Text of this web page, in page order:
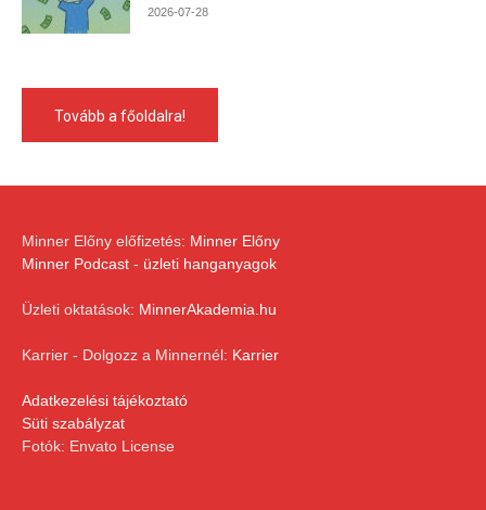
2026-07-28
Tovább a főoldalra!
Minner Előny előfizetés: Minner Előny
Minner Podcast - üzleti hanganyagok
Üzleti oktatások: MinnerAkademia.hu
Karrier - Dolgozz a Minnernél: Karrier
Adatkezelési tájékoztató
Süti szabályzat
Fotók: Envato License